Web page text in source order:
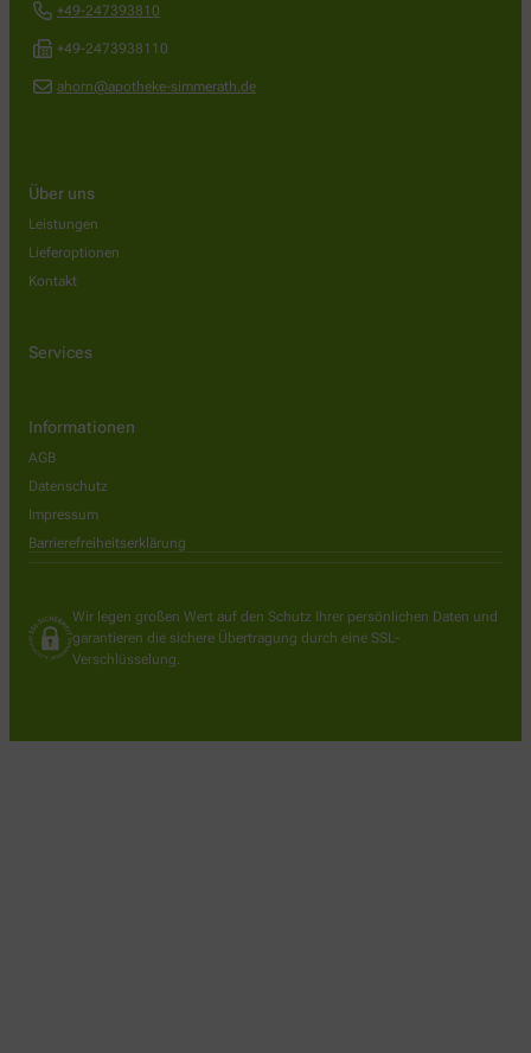
+49-247393810
+49-2473938110
ahorn@apotheke-simmerath.de
Über uns
Leistungen
Lieferoptionen
Kontakt
Services
Informationen
AGB
Datenschutz
Impressum
Barrierefreiheitserklärung
Wir legen großen Wert auf den Schutz Ihrer persönlichen Daten und
garantieren die sichere Übertragung durch eine SSL-
Verschlüsselung.